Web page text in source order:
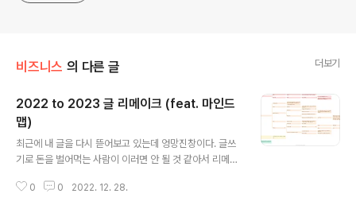
비즈니스 의 다른 글 더보기
2022 to 2023 글 리메이크 (feat. 마인드
맵)
최근에 내 글을 다시 뜯어보고 있는데 엉망진창이다. 글쓰
기로 돈을 벌어먹는 사람이 이러면 안 될 것 같아서 리메이
좋은데 쓰고 나서 보면 불만족스러운 부분이 많이 보인다.
0 0 2022. 12. 28.